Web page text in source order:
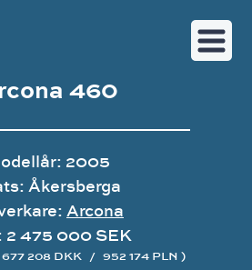
460
2005
Åkersberga
Arcona
2 475 000 SEK
677 208 DKK / 952 174 PLN )